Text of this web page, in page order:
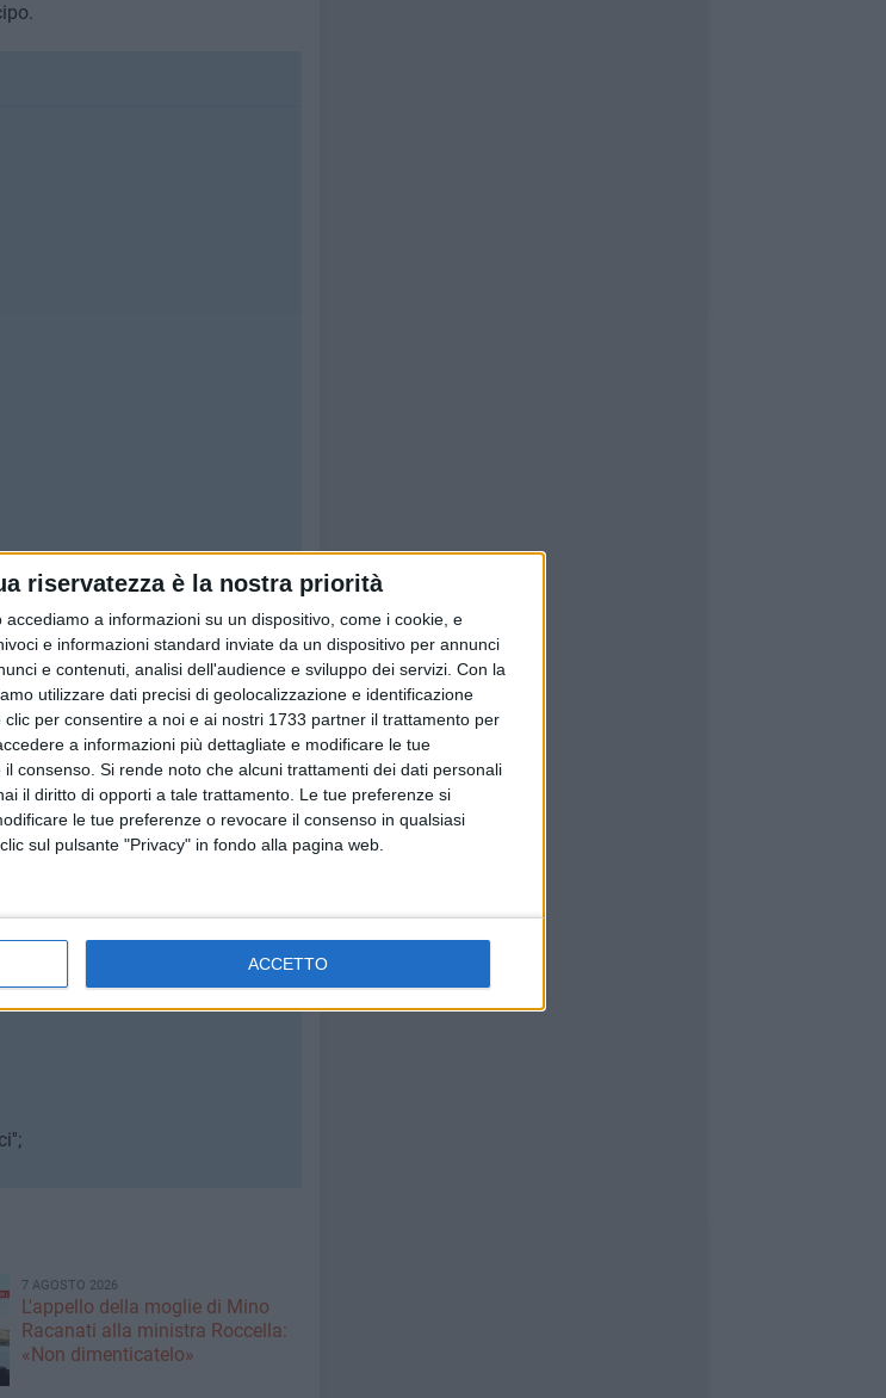
riservatezza è la nostra priorità
accediamo a informazioni su un dispositivo, come i cookie, e
e informazioni standard inviate da un dispositivo per annunci
e contenuti, analisi dell'audience e sviluppo dei servizi. Con la
utilizzare dati precisi di geolocalizzazione e identificazione
per consentire a noi e ai nostri 1733 partner il trattamento per
a informazioni più dettagliate e modificare le tue
consenso. Si rende noto che alcuni trattamenti dei dati personali
il diritto di opporti a tale trattamento. Le tue preferenze si
le tue preferenze o revocare il consenso in qualsiasi
sul pulsante "Privacy" in fondo alla pagina web.
ACCETTO
7 AGOSTO 2026
L'appello della moglie di Mino
Racanati alla ministra Roccella:
«Non dimenticatelo»